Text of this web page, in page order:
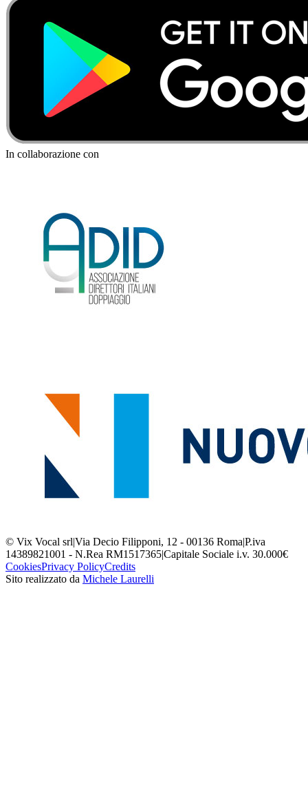
In collaborazione con
© Vix Vocal srl|Via Decio Filipponi, 12 - 00136 Roma|P.iva
14389821001 - N.Rea RM1517365|Capitale Sociale i.v. 30.000€
CookiesPrivacy PolicyCredits
Sito realizzato da Michele Laurelli